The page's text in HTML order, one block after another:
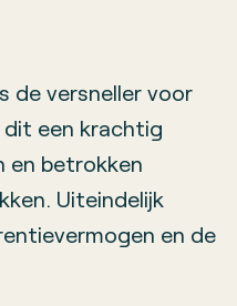
de versneller voor
dit een krachtig
en betrokken
Uiteindelijk
en de